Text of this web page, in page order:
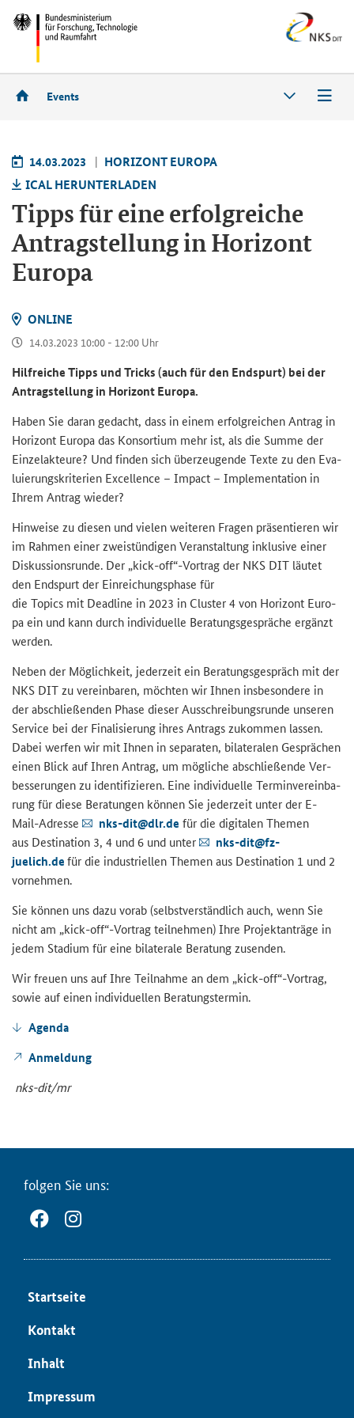
Events
14.03.2023
HO­RI­ZONT EU­RO­PA
ICAL HER­UN­TER­LA­DEN
Tipps für eine er­folg­rei­che
An­trag­stel­lung in Ho­ri­zont
Eu­ro­pa
ON­LINE
14.03.2023 10:00 - 12:00 Uhr
Hilf­rei­che Tipps und Tricks (auch für den End­spurt) bei der
An­trag­stel­lung in Ho­ri­zont Eu­ro­pa.
Haben Sie daran ge­dacht, dass in einem er­folg­rei­chen An­trag in
Ho­ri­zont Eu­ro­pa das Kon­sor­ti­um mehr ist, als die Summe der
Ein­zel­ak­teu­re? Und fin­den sich über­zeu­gen­de Texte zu den Eva­
lu­ie­rungs­kri­te­ri­en Excellence – Impact – Implementation in
Ihrem An­trag wie­der?
Hin­wei­se zu die­sen und vie­len wei­te­ren Fra­gen prä­sen­tie­ren wir
im Rah­men einer zwei­stün­di­gen Ver­an­stal­tung in­klu­si­ve einer
Dis­kus­si­ons­run­de. Der „kick-off“-​Vortrag der NKS DIT läu­tet
den End­spurt der Ein­rei­chungs­pha­se für
die Topics mit Deadline in 2023 in Cluster4 von Ho­ri­zont Eu­ro­
pa ein und kann durch in­di­vi­du­el­le Be­ra­tungs­ge­sprä­che er­gänzt
wer­den.
Neben der Mög­lich­keit, je­der­zeit ein Be­ra­tungs­ge­spräch mit der
NKS DIT zu ver­ein­ba­ren, möch­ten wir Ihnen ins­be­son­de­re in
der ab­schlie­ßen­den Phase die­ser Aus­schrei­bungs­run­de un­se­ren
Ser­vice bei der Fi­na­li­sie­rung ihres An­trags zu­kom­men las­sen.
Dabei wer­fen wir mit Ihnen in se­pa­ra­ten, bi­la­te­ra­len Ge­sprä­chen
einen Blick auf Ihren An­trag, um mög­li­che ab­schlie­ßen­de Ver­
bes­se­run­gen zu iden­ti­fi­zie­ren. Eine in­di­vi­du­el­le Ter­min­ver­ein­ba­
rung für diese Be­ra­tun­gen kön­nen Sie je­der­zeit unter der E-​
Mail-Adresse
nks-​dit@dlr.de für die di­gi­ta­len The­men
aus De­sti­na­ti­on 3, 4 und 6 und unter
nks-​dit@fz-​
juelich.defür die in­dus­tri­el­len The­men aus De­sti­na­ti­on 1 und 2
vor­neh­men.
Sie kön­nen uns dazu vorab (selbst­ver­ständ­lich auch, wenn Sie
nicht am „kick-off“-​Vortrag teil­neh­men) Ihre Pro­jekt­an­trä­ge in
jedem Sta­di­um für eine bi­la­te­ra­le Be­ra­tung zu­sen­den.
Wir freu­en uns auf Ihre Teil­nah­me an dem „kick-off“-​Vortrag,
sowie auf einen in­di­vi­du­el­len Be­ra­tungs­ter­min.
Agen­da
An­mel­dung
nks-​dit/mr
fol­gen Sie uns:
Start­sei­te
Kon­takt
In­halt
Im­pres­sum